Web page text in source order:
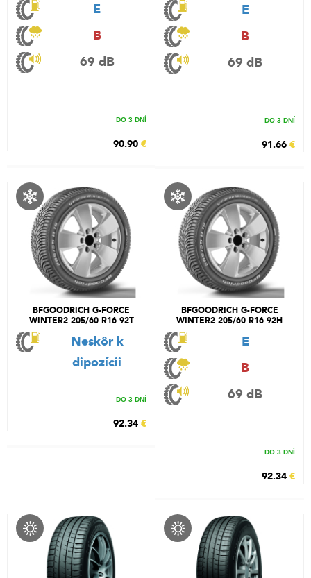
E
B
69 dB
DO 3 DNÍ
90.90 €
E
B
69 dB
DO 3 DNÍ
91.66 €
BFGOODRICH G-FORCE
WINTER2 205/60 R16 92T
Neskôr k
dipozícii
DO 3 DNÍ
92.34 €
BFGOODRICH G-FORCE
WINTER2 205/60 R16 92H
E
B
69 dB
DO 3 DNÍ
92.34 €